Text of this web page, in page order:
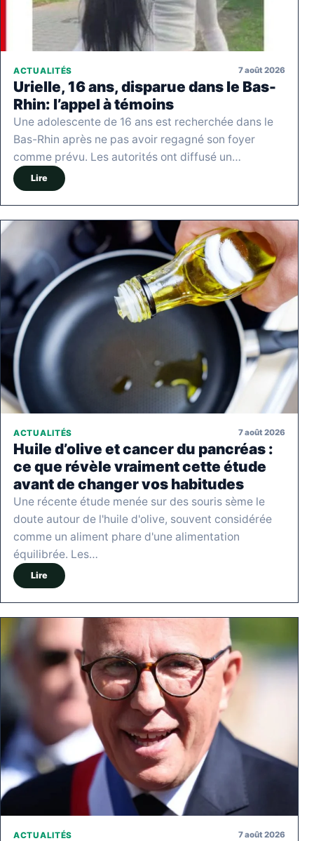
ACTUALITÉS 7 août 2026
Urielle, 16 ans, disparue dans le Bas-
Rhin: l’appel à témoins
Une adolescente de 16 ans est recherchée dans le
Bas-Rhin après ne pas avoir regagné son foyer
comme prévu. Les autorités ont diffusé un…
Lire
ACTUALITÉS 7 août 2026
Huile d’olive et cancer du pancréas :
ce que révèle vraiment cette étude
avant de changer vos habitudes
Une récente étude menée sur des souris sème le
doute autour de l'huile d'olive, souvent considérée
comme un aliment phare d'une alimentation
équilibrée. Les…
Lire
ACTUALITÉS 7 août 2026